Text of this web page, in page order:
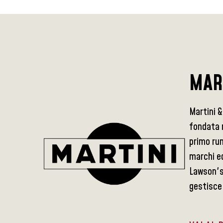
Martini
fondata
primo
marchi
gestisce